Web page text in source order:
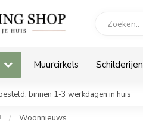
Muurcirkels Schilderijen
binnen 1-3 werkdagen in huis
/ Woonnieuws